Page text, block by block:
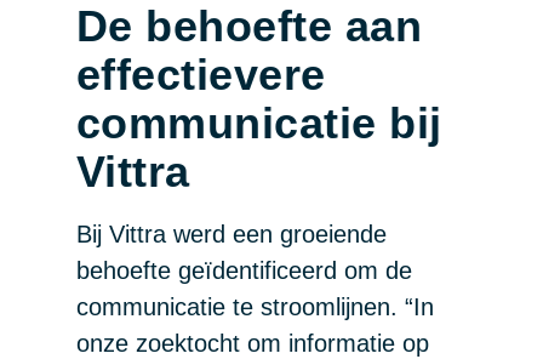
De behoefte aan
effectievere
communicatie bij
Vittra
Bij Vittra werd een groeiende
behoefte geïdentificeerd om de
communicatie te stroomlijnen. “In
onze zoektocht om informatie op